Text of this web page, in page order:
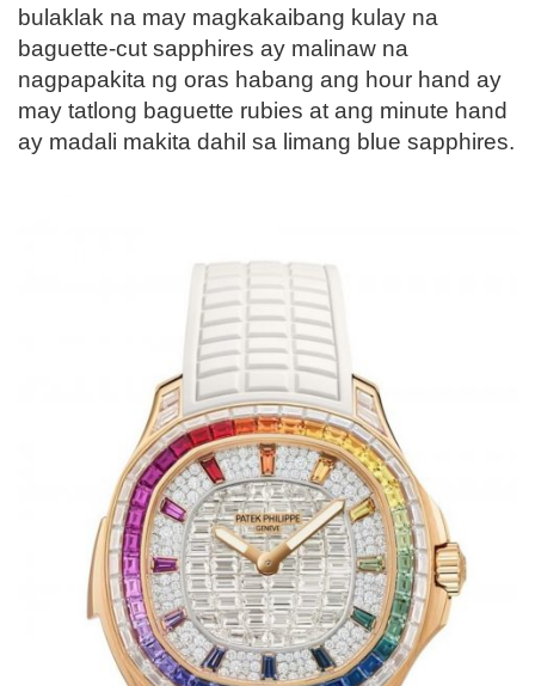
bulaklak na may magkakaibang kulay na
baguette-cut sapphires ay malinaw na
nagpapakita ng oras habang ang hour hand ay
may tatlong baguette rubies at ang minute hand
ay madali makita dahil sa limang blue sapphires.